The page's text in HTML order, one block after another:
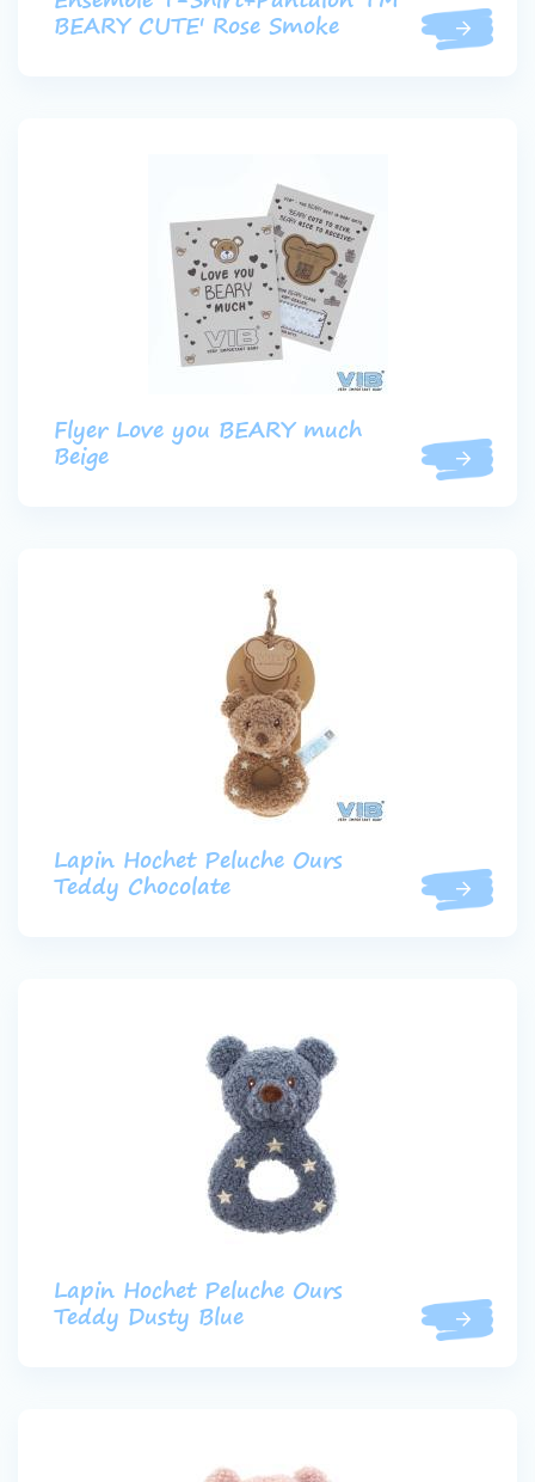
BEARY CUTE' Rose Smoke
Flyer Love you BEARY much
Beige
Lapin Hochet Peluche Ours
Teddy Chocolate
Lapin Hochet Peluche Ours
Teddy Dusty Blue